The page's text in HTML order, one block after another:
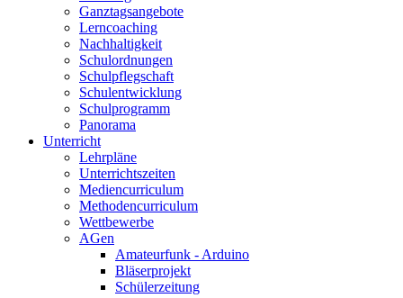
Ganztagsangebote
Lerncoaching
Nachhaltigkeit
Schulordnungen
Schulpflegschaft
Schulentwicklung
Schulprogramm
Panorama
Unterricht
Lehrpläne
Unterrichtszeiten
Mediencurriculum
Methodencurriculum
Wettbewerbe
AGen
Amateurfunk - Arduino
Bläserprojekt
Schülerzeitung